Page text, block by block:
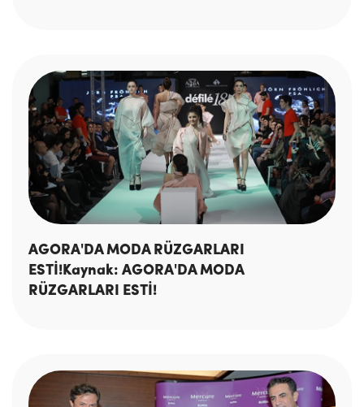
AGORA'DA MODA RÜZGARLARI
ESTİ!Kaynak: AGORA'DA MODA
RÜZGARLARI ESTİ!